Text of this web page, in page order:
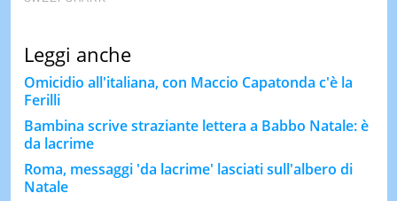
Leggi anche
Omicidio all'italiana, con Maccio Capatonda c'è la
Ferilli
Bambina scrive straziante lettera a Babbo Natale: è
da lacrime
Roma, messaggi 'da lacrime' lasciati sull'albero di
Natale